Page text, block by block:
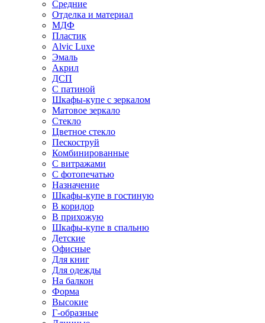
Средние
Отделка и материал
МДФ
Пластик
Alvic Luxe
Эмаль
Акрил
ДСП
С патиной
Шкафы-купе с зеркалом
Матовое зеркало
Стекло
Цветное стекло
Пескоструй
Комбинированные
С витражами
С фотопечатью
Назначение
Шкафы-купе в гостиную
В коридор
В прихожую
Шкафы-купе в спальню
Детские
Офисные
Для книг
Для одежды
На балкон
Форма
Высокие
Г-образные